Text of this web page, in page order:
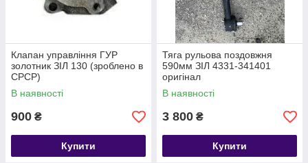
Клапан управління ГУР
золотник ЗІЛ 130 (зроблено в
СРСР)
В наявності
900 ₴
Купити
Тяга рульова поздовжня
590мм ЗІЛ 4331-341401
оригінал
В наявності
3 800 ₴
Купити